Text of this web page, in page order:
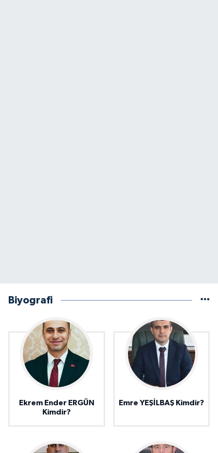
Biyografi
Ekrem Ender ERGÜN
Kimdir?
Emre YEŞİLBAŞ Kimdir?